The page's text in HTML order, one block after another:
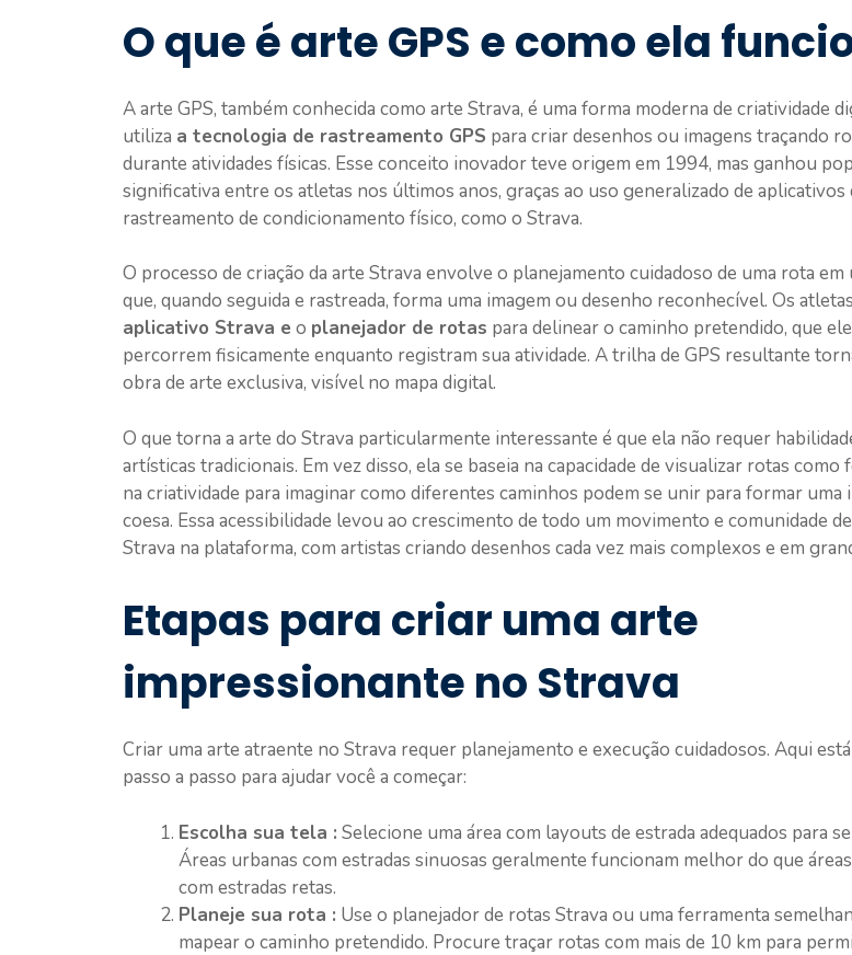
O que é arte GPS e como ela
A arte GPS, também conhecida como arte Strava, é uma forma moderna de criatividade
utiliza a tecnologia de rastreamento GPS para criar desenhos ou imagens traçando
durante atividades físicas. Esse conceito inovador teve origem em 1994, mas ganhou
significativa entre os atletas nos últimos anos, graças ao uso generalizado de aplicativos
rastreamento de condicionamento físico, como o Strava.
O processo de criação da arte Strava envolve o planejamento cuidadoso de uma rota em
que, quando seguida e rastreada, forma uma imagem ou desenho reconhecível. Os
aplicativo Strava e o planejador de rotas para delinear o caminho pretendido, que
percorrem fisicamente enquanto registram sua atividade. A trilha de GPS resultante
obra de arte exclusiva, visível no mapa digital.
O que torna a arte do Strava particularmente interessante é que ela não requer
artísticas tradicionais. Em vez disso, ela se baseia na capacidade de visualizar rotas como
na criatividade para imaginar como diferentes caminhos podem se unir para formar uma
coesa. Essa acessibilidade levou ao crescimento de todo um movimento e comunidade
Strava na plataforma, com artistas criando desenhos cada vez mais complexos e em
Etapas para criar uma arte
impressionante no Strava
Criar uma arte atraente no Strava requer planejamento e execução cuidadosos. Aqui
passo a passo para ajudar você a começar:
Escolha sua tela : Selecione uma área com layouts de estrada adequados para
Áreas urbanas com estradas sinuosas geralmente funcionam melhor do que
com estradas retas.
Planeje sua rota : Use o planejador de rotas Strava ou uma ferramenta
mapear o caminho pretendido. Procure traçar rotas com mais de 10 km para